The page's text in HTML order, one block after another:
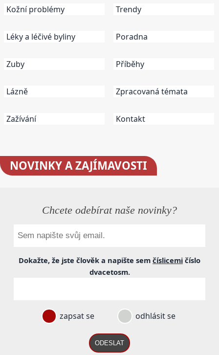
Kožní problémy
Léky a léčivé byliny
Zuby
Lázně
Zažívání
Trendy
Poradna
Příběhy
Zpracovaná témata
Kontakt
NOVINKYA ZAJÍMAVOSTI
Chcete odebírat naše novinky?
Dokažte, že jste člověk a napište sem číslicemi číslo
dvacetosm.
zapsat se odhlásit se
ODESLAT